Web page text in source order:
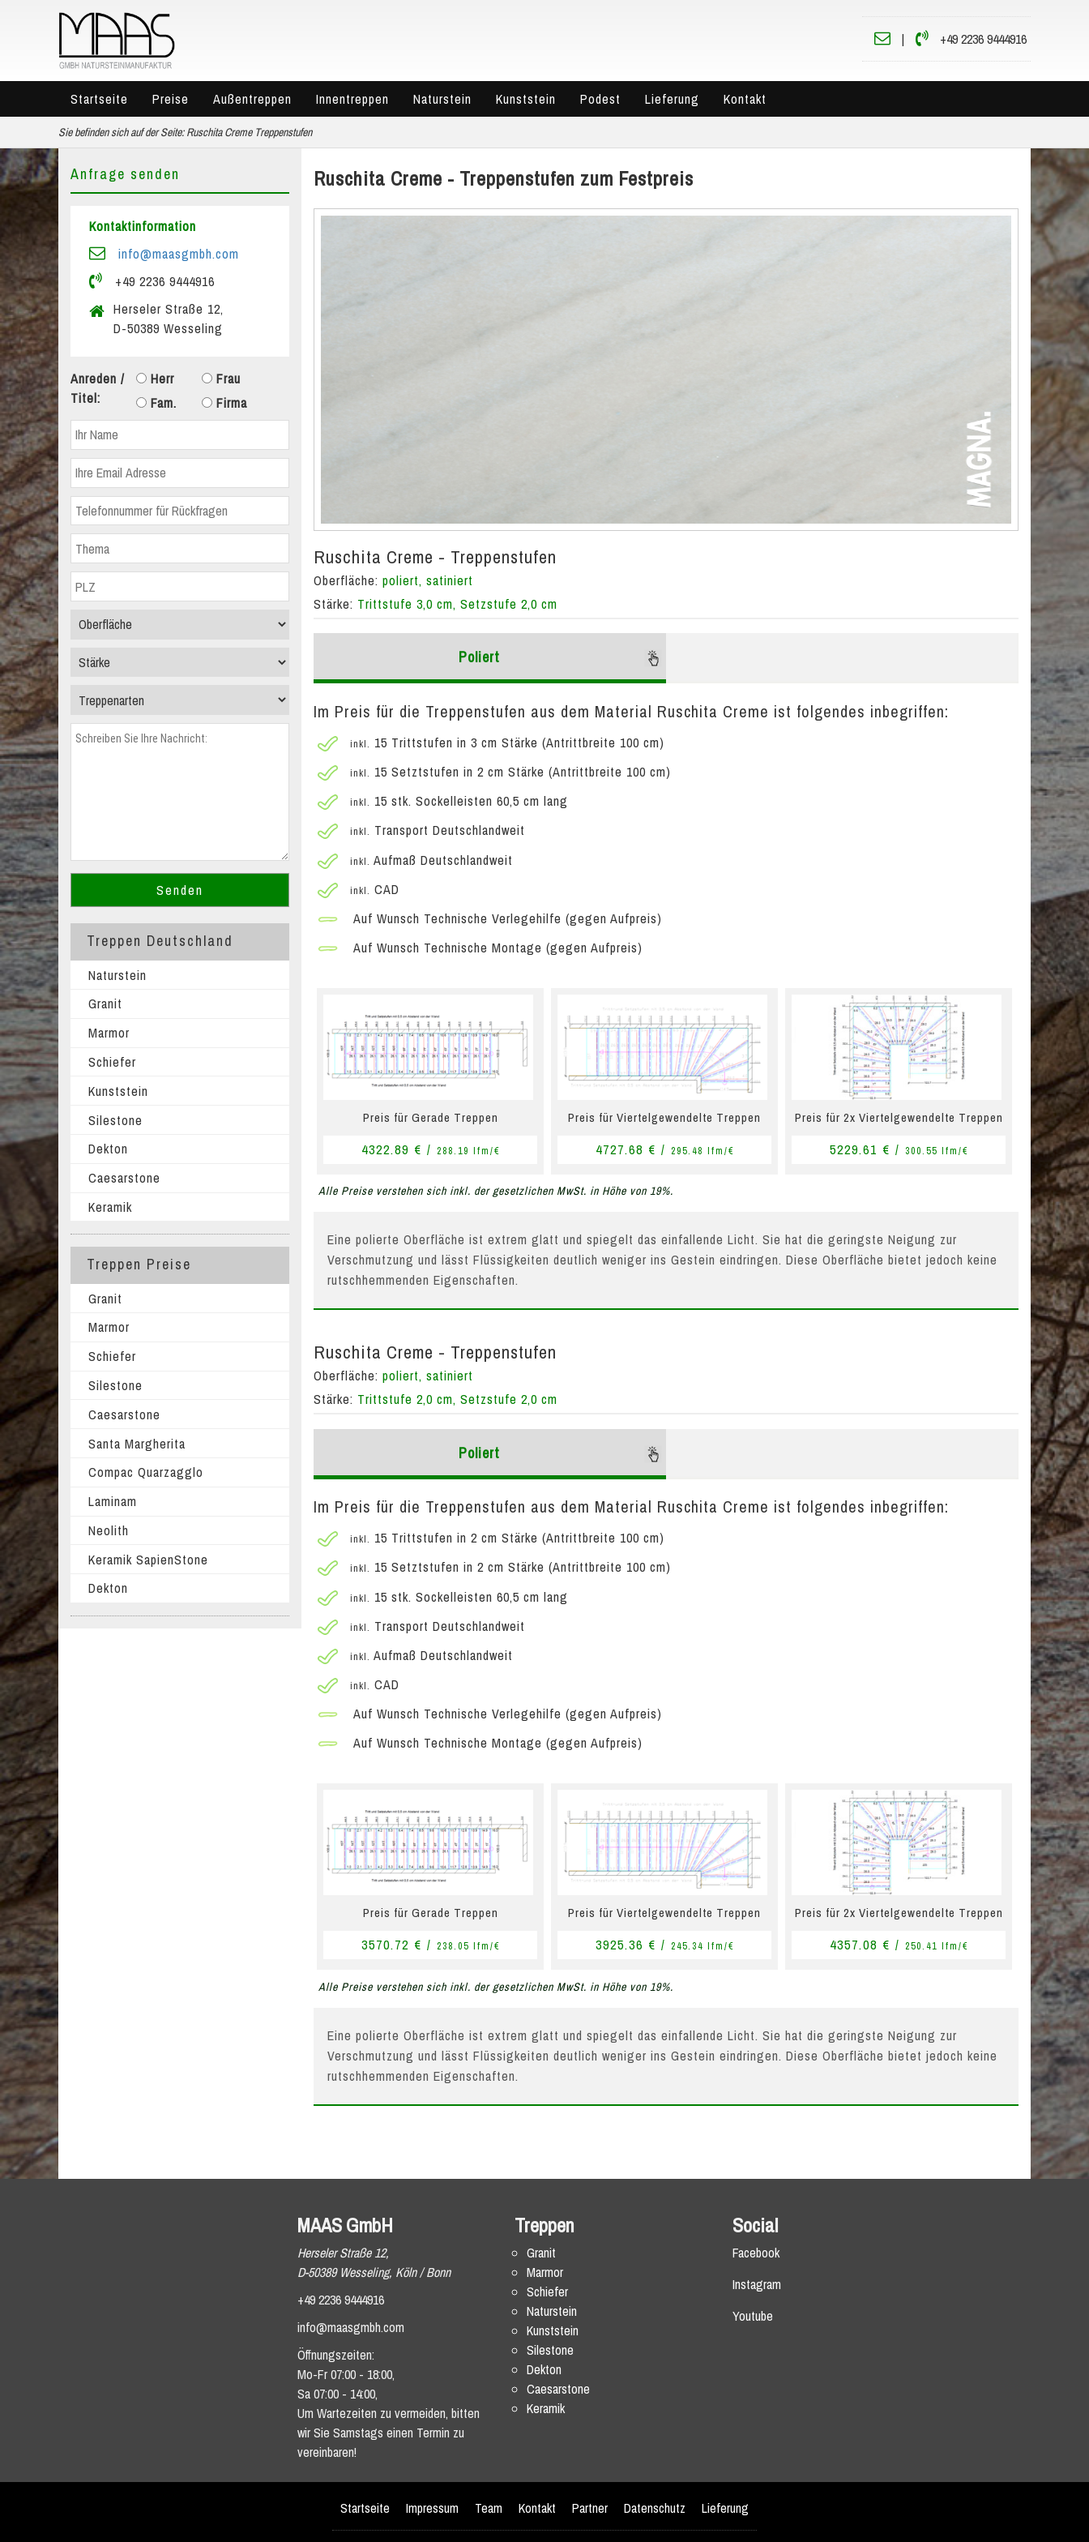
| +49 2236 9444916
Startseite Preise Außentreppen Innentreppen Naturstein Kunststein Podest Lieferung Kontakt
Sie befinden sich auf der Seite: Ruschita Creme Treppenstufen
Ruschita Creme - Treppenstufen zum Festpreis
Ruschita Creme - Treppenstufen
Oberfläche: poliert, satiniert
Stärke: Trittstufe 3,0 cm, Setzstufe 2,0 cm
Poliert
Im Preis für die Treppenstufen aus dem Material Ruschita Creme ist folgendes inbegriffen:
inkl. 15 Trittstufen in 3 cm Stärke (Antrittbreite 100 cm)
inkl. 15 Setztstufen in 2 cm Stärke (Antrittbreite 100 cm)
inkl. 15 stk. Sockelleisten 60,5 cm lang
inkl. Transport Deutschlandweit
inkl. Aufmaß Deutschlandweit
inkl. CAD
Auf Wunsch Technische Verlegehilfe (gegen Aufpreis)
Auf Wunsch Technische Montage (gegen Aufpreis)
Preis für Gerade Treppen
4322.89 € / 288.19 lfm/€
Preis für Viertelgewendelte Treppen
4727.68 € / 295.48 lfm/€
Preis für 2x Viertelgewendelte Treppen
5229.61 € / 300.55 lfm/€
Alle Preise verstehen sich inkl. der gesetzlichen MwSt. in Höhe von 19%.
Eine polierte Oberfläche ist extrem glatt und spiegelt das einfallende Licht. Sie hat die geringste Neigung zur
Verschmutzung und lässt Flüssigkeiten deutlich weniger ins Gestein eindringen. Diese Oberfläche bietet jedoch keine
rutschhemmenden Eigenschaften.
Ruschita Creme - Treppenstufen
Oberfläche: poliert, satiniert
Stärke: Trittstufe 2,0 cm, Setzstufe 2,0 cm
Poliert
Im Preis für die Treppenstufen aus dem Material Ruschita Creme ist folgendes inbegriffen:
inkl. 15 Trittstufen in 2 cm Stärke (Antrittbreite 100 cm)
inkl. 15 Setztstufen in 2 cm Stärke (Antrittbreite 100 cm)
inkl. 15 stk. Sockelleisten 60,5 cm lang
inkl. Transport Deutschlandweit
inkl. Aufmaß Deutschlandweit
inkl. CAD
Auf Wunsch Technische Verlegehilfe (gegen Aufpreis)
Auf Wunsch Technische Montage (gegen Aufpreis)
Preis für Gerade Treppen
3570.72 € / 238.05 lfm/€
Preis für Viertelgewendelte Treppen
3925.36 € / 245.34 lfm/€
Preis für 2x Viertelgewendelte Treppen
4357.08 € / 250.41 lfm/€
Alle Preise verstehen sich inkl. der gesetzlichen MwSt. in Höhe von 19%.
Eine polierte Oberfläche ist extrem glatt und spiegelt das einfallende Licht. Sie hat die geringste Neigung zur
Verschmutzung und lässt Flüssigkeiten deutlich weniger ins Gestein eindringen. Diese Oberfläche bietet jedoch keine
rutschhemmenden Eigenschaften.
Anfrage senden
Kontaktinformation
info@maasgmbh.com
+49 2236 9444916
Herseler Straße 12,
D-50389 Wesseling
Anreden /
Titel:
Herr
Frau
Fam.
Firma
Treppen Deutschland
Naturstein
Granit
Marmor
Schiefer
Kunststein
Silestone
Dekton
Caesarstone
Keramik
Treppen Preise
Granit
Marmor
Schiefer
Silestone
Caesarstone
Santa Margherita
Compac Quarzagglo
Laminam
Neolith
Keramik SapienStone
Dekton
MAAS GmbH
Herseler Straße 12,
D-50389 Wesseling, Köln / Bonn
+49 2236 9444916
info@maasgmbh.com
Öffnungszeiten:
Mo-Fr 07:00 - 18:00,
Sa 07:00 - 14:00,
Um Wartezeiten zu vermeiden, bitten
wir Sie Samstags einen Termin zu
vereinbaren!
Treppen
Granit
Marmor
Schiefer
Naturstein
Kunststein
Silestone
Dekton
Caesarstone
Keramik
Social
Facebook
Instagram
Youtube
Startseite Impressum Team Kontakt Partner Datenschutz Lieferung